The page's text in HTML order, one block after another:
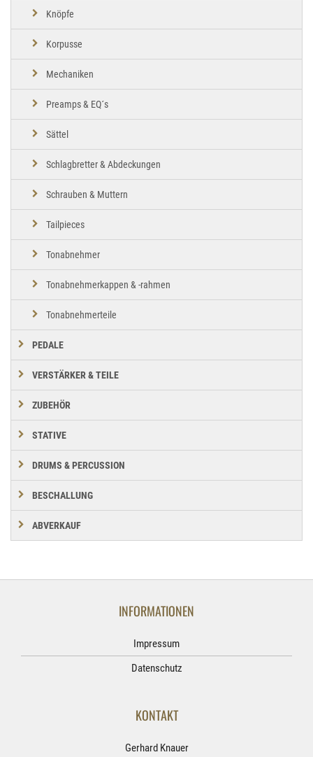
Knöpfe
Korpusse
Mechaniken
Preamps & EQ´s
Sättel
Schlagbretter & Abdeckungen
Schrauben & Muttern
Tailpieces
Tonabnehmer
Tonabnehmerkappen & -rahmen
Tonabnehmerteile
PEDALE
VERSTÄRKER & TEILE
ZUBEHÖR
STATIVE
DRUMS & PERCUSSION
BESCHALLUNG
ABVERKAUF
INFORMATIONEN
Impressum
Datenschutz
KONTAKT
Gerhard Knauer